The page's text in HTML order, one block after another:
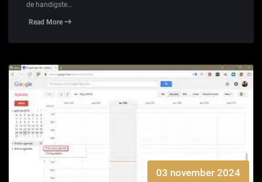
de handigste…
Read More
03 november 2024